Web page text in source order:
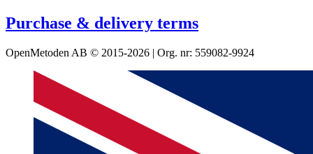
Purchase & delivery terms
OpenMetoden AB © 2015-2026 | Org. nr: 559082-9924